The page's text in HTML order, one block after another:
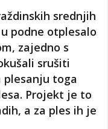
srednjih
podne otplesalo
zajedno s
srušiti
plesanju toga
Projekt je to
a za ples ih je